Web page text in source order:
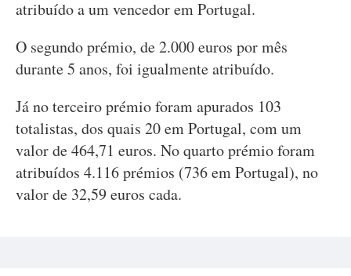
atribuído a um vencedor em Portugal.
O segundo prémio, de 2.000 euros por mês
durante 5 anos, foi igualmente atribuído.
Já no terceiro prémio foram apurados 103
totalistas, dos quais 20 em Portugal, com um
valor de 464,71 euros. No quarto prémio foram
atribuídos 4.116 prémios (736 em Portugal), no
valor de 32,59 euros cada.